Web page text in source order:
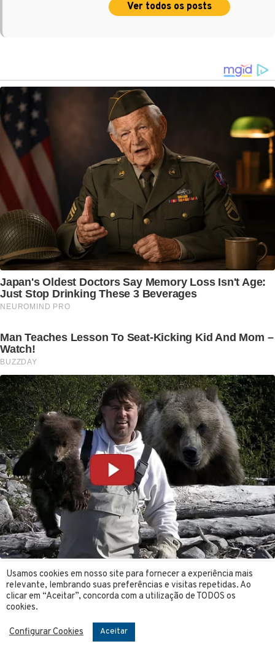
Ver todos os posts
Usamos cookies em nosso site para fornecer a experiência mais
relevante, lembrando suas preferências e visitas repetidas. Ao
clicar em “Aceitar”, concorda com a utilização de TODOS os
cookies.
Configurar Cookies Aceitar